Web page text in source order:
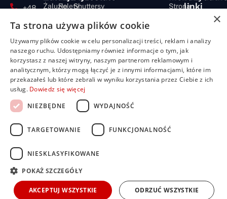
+48
704
biuro@rolbest.pl
Żaluzje
Żaluzje
Żaluzje
aluminiowe
Żaluzje
fasadowe
Żaluzje
Rolety
Rolety
Rolety
rzymskie
Rolety
plisowane
(pilsy)
Rolety
zewnętrzne
screen
Shuttersy
Moskitiery
Pergole
Strona
Oferta
Nasze
realizacje
Porady i
developerów
linki
prywatności
FAQ
Darmowa
wycena
Copyright © ROLBEST 2025.
Wszelkie prawa zastrzeżone.
×
Ta strona używa plików cookie
Używamy plików cookie w celu personalizacji treści, reklam i analizy
naszego ruchu. Udostępniamy również informacje o tym, jak
korzystasz z naszej witryny, naszym partnerom reklamowym i
analitycznym, którzy mogą łączyć je z innymi informacjami, które im
przekazałeś lub które zebrali w wyniku korzystania przez Ciebie z ich
usług. Dowiedz się więcej
NIEZBĘDNE
WYDAJNOŚĆ
TARGETOWANIE FUNKCJONALNOŚĆ
NIESKLASYFIKOWANE
POKAŻ SZCZEGÓŁY
AKCEPTUJ WSZYSTKIE ODRZUĆ WSZYSTKIE